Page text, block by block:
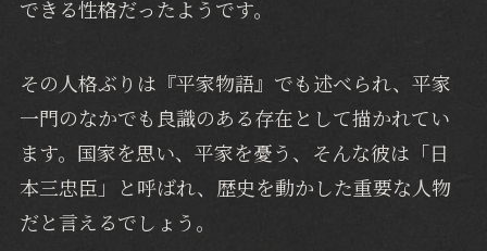
できる性格だったようです。
その人格ぶりは『平家物語』でも述べられ、平家
一門のなかでも良識のある存在として描かれてい
ます。国家を思い、平家を憂う、そんな彼は「日
本三忠臣」と呼ばれ、歴史を動かした重要な人物
だと言えるでしょう。